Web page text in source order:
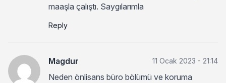
maaşla çalıştı. Saygılarımla
Reply
Magdur 11 Ocak 2023 - 21:14
Neden önlisans büro bölümü ve koruma